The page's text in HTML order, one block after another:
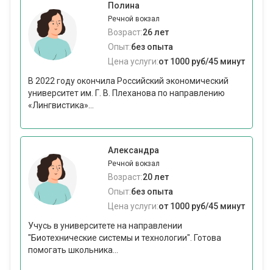
Полина
Речной вокзал
Возраст:26 лет
Опыт:без опыта
Цена услуги:от 1000 руб/45 минут
В 2022 году окончила Российский экономический
университет им. Г. В. Плеханова по направлению
«Лингвистика»...
Александра
Речной вокзал
Возраст:20 лет
Опыт:без опыта
Цена услуги:от 1000 руб/45 минут
Учусь в университете на направлении
"Биотехнические системы и технологии". Готова
помогать школьника...